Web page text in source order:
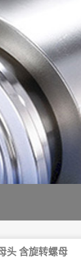
头 含旋转螺母